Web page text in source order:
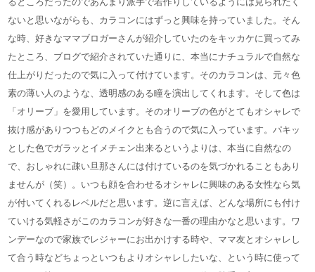
ないと思いながらも、カラコンにはずっと興味を持っていました。そん
な時、好きなママブロガーさんが紹介していたのをキッカケに買ってみ
たところ、ブログで紹介されていた通りに、本当にナチュラルで自然な
仕上がりだったので気に入って付けています。そのカラコンは、元々色
素の薄い人のような、透明感のある瞳を演出してくれます。そして色は
「オリーブ」を愛用しています。そのオリーブの色がとてもオシャレで
抜け感がありつつもどのメイクとも合うので気に入っています。パキッ
とした色でガラッとイメチェン出来るというよりは、本当に自然なの
で、おしゃれに疎い旦那さんには付けているのを気づかれることもあり
ませんが（笑）。いつも顔を合わせるオシャレに興味のある女性なら気
が付いてくれるレベルだと思います。逆に言えば、どんな場所にも付け
ていける気軽さがこのカラコンが好きな一番の理由かなと思います。ワ
ンデーなので家族でレジャーにお出かけする時や、ママ友とオシャレし
て合う時などちょっといつもよりオシャレしたいな、という時に使って